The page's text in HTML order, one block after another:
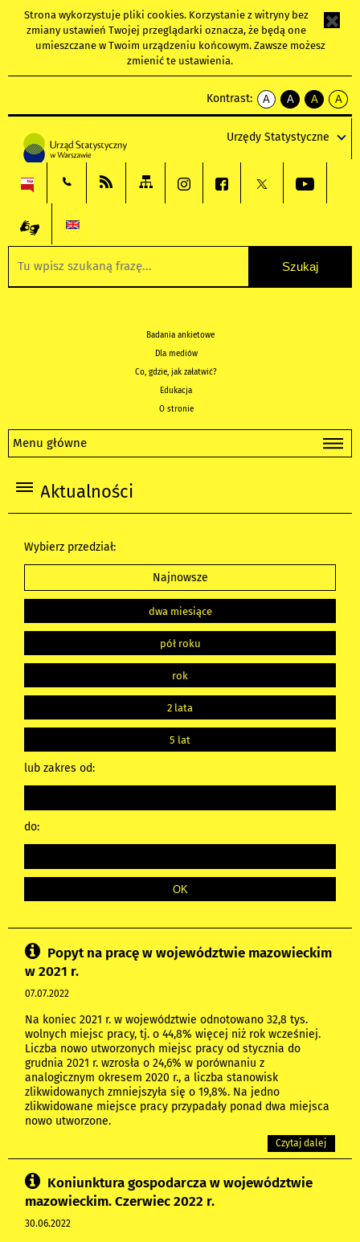
Strona wykorzystuje pliki cookies. Korzystanie z witryny bez
zmiany ustawień Twojej przeglądarki oznacza, że będą one
umieszczane w Twoim urządzeniu końcowym. Zawsze możesz
zmienić te ustawienia.
Kontrast:
A
kontrast
A
kontrast
tekst
czarnym
A
kontrast
tekst
czarnym
A
tekst
żółtym
Urzędy Statystyczne
Badania ankietowe
Dla mediów
Co, gdzie, jak załatwić?
Edukacja
O stronie
Menu główne
Aktualności
Wybierz przedział:
Najnowsze
dwa miesiące
pół roku
rok
2 lata
5 lat
lub zakres od:
do:
Popyt na pracę w województwie mazowieckim
w 2021 r.
07.07.2022
Na koniec 2021 r. w województwie odnotowano 32,8 tys.
wolnych miejsc pracy, tj. o 44,8% więcej niż rok wcześniej.
Liczba nowo utworzonych miejsc pracy od stycznia do
grudnia 2021 r. wzrosła o 24,6% w porównaniu z
analogicznym okresem 2020 r., a liczba stanowisk
zlikwidowanych zmniejszyła się o 19,8%. Na jedno
zlikwidowane miejsce pracy przypadały ponad dwa miejsca
nowo utworzone.
Czytaj dalej
Koniunktura gospodarcza w województwie
mazowieckim. Czerwiec 2022 r.
30.06.2022